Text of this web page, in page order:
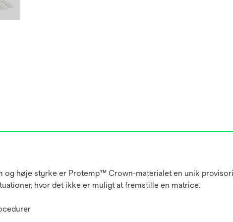
høje styrke er Protemp™ Crown-materialet en unik
hvor det ikke er muligt at fremstille en matrice.